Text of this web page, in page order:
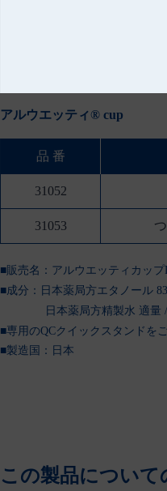
※アルコール過敏症の方は
※アルコール又は他の薬剤
アルウエッティ® cup
品 番
31052
31053
■販売名：アルウエッティカッ
■成分：日本薬局方エタノール
日本薬局方精製水 適量 /
■専用のQCクイックスタンドを
■製造国： 日本
この製品について